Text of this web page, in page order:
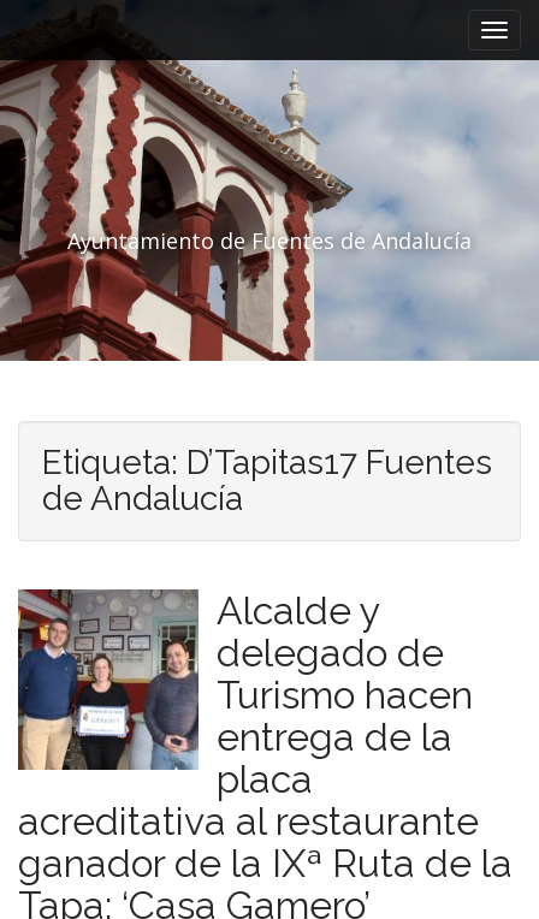
Menú principal
Saltar al contenido
Ayuntamiento de Fuentes de Andalucía
Etiqueta: D’Tapitas17 Fuentes
de Andalucía
Alcalde y
delegado de
Turismo hacen
entrega de la
placa
acreditativa al restaurante
ganador de la IXª Ruta de la
Tapa: ‘Casa Gamero’